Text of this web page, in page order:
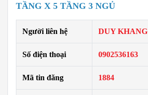
TẦNG X 5 TẦNG 3 NGỦ
Người liên hệ DUY KHANG
Số điện thoại 0902536163
Mã tin đăng 1884